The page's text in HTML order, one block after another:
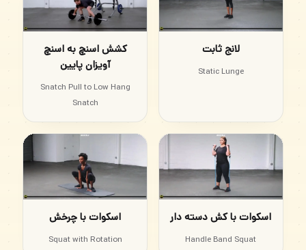
لانج ثابت
Static Lunge
کشش اسنچ به اسنچ
آویزان پایین
Snatch Pull to Low Hang
Snatch
اسکوات با کش دسته دار
Handle Band Squat
اسکوات با چرخش
Squat with Rotation